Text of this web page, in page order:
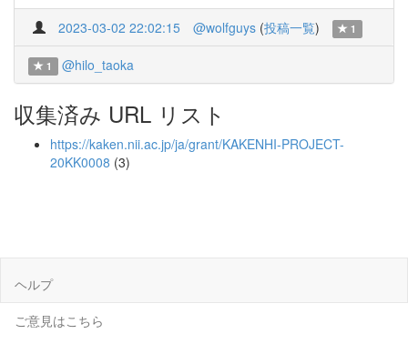
2023-03-02 22:02:15 @wolfguys (投稿一覧) 1
1 @hilo_taoka
収集済み URL リスト
https://kaken.nii.ac.jp/ja/grant/KAKENHI-PROJECT-
20KK0008 (3)
ヘルプ
ご意見はこちら